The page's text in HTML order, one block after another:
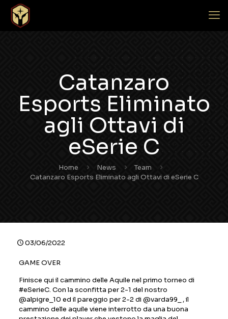
Catanzaro
Esports Eliminato
agli Ottavi di
eSerie C
Home News
Team
Catanzaro Esports Eliminato agli Ottavi di eSerie C
03/06/2022
GAME OVER
Finisce qui il cammino delle Aquile nel primo torneo di
#eSerieC. Con la sconfitta per 2-1 del nostro
@alpigre_10 ed il pareggio per 2-2 di @varda99_ , il
cammino delle aquile viene interrotto da una buona